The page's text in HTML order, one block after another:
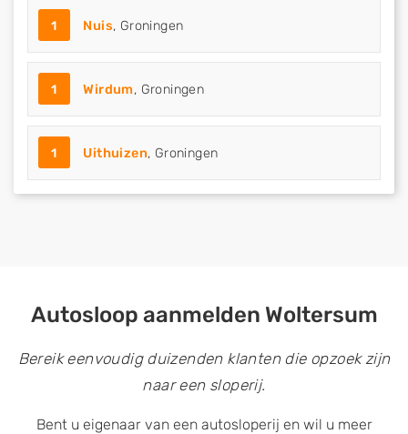
1 Nuis, Groningen
1 Wirdum, Groningen
1 Uithuizen, Groningen
Autosloop aanmelden Woltersum
Bereik eenvoudig duizenden klanten die opzoek zijn
naar een sloperij.
Bent u eigenaar van een autosloperij en wil u meer